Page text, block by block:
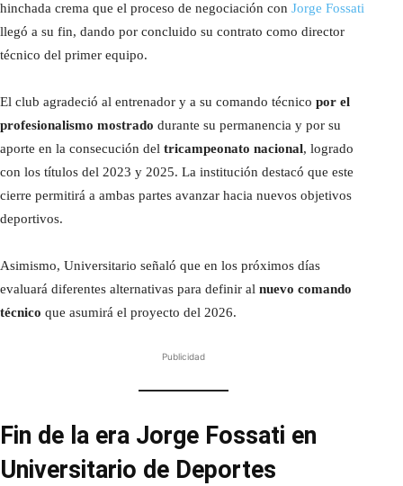
hinchada crema que el proceso de negociación con Jorge Fossati
llegó a su fin, dando por concluido su contrato como director
técnico del primer equipo.
El club agradeció al entrenador y a su comando técnico por el
profesionalismo mostrado durante su permanencia y por su
aporte en la consecución del tricampeonato nacional, logrado
con los títulos del 2023 y 2025. La institución destacó que este
cierre permitirá a ambas partes avanzar hacia nuevos objetivos
deportivos.
Asimismo, Universitario señaló que en los próximos días
evaluará diferentes alternativas para definir al nuevo comando
técnico que asumirá el proyecto del 2026.
Publicidad
Fin de la era Jorge Fossati en
Universitario de Deportes